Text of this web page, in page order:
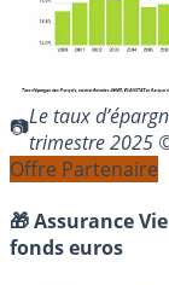
Le taux
trimestre 2025
Offre Partenaire
🎁 Assurance
fonds euros